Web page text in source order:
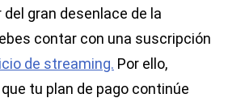
gran desenlace de la
contar con una suscripción
de streaming. Por ello,
tu plan de pago continúe